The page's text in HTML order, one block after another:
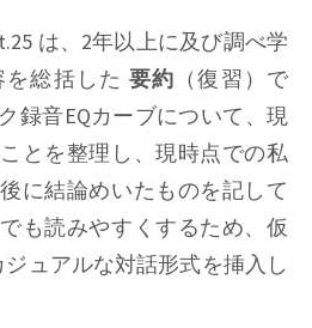
は、2年以上に及び調べ学
総括した 要約 （復習）で
録音EQカーブについて、現
とを整理し、現時点での私
に結論めいたものを記して
も読みやすくするため、仮
ュアルな対話形式を挿入し